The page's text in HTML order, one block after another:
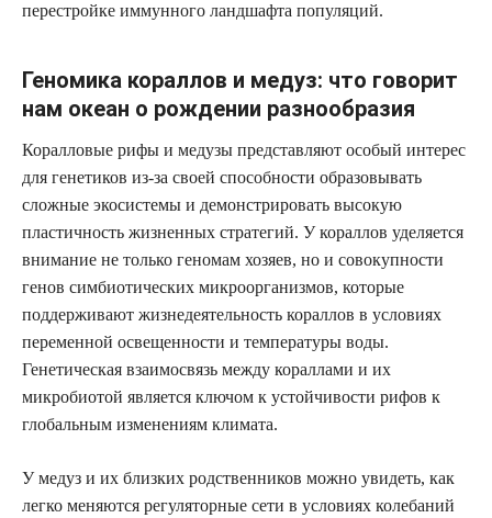
перестройке иммунного ландшафта популяций.
Геномика кораллов и медуз: что говорит
нам океан о рождении разнообразия
Коралловые рифы и медузы представляют особый интерес
для генетиков из-за своей способности образовывать
сложные экосистемы и демонстрировать высокую
пластичность жизненных стратегий. У кораллов уделяется
внимание не только геномам хозяев, но и совокупности
генов симбиотических микроорганизмов, которые
поддерживают жизнедеятельность кораллов в условиях
переменной освещенности и температуры воды.
Генетическая взаимосвязь между кораллами и их
микробиотой является ключом к устойчивости рифов к
глобальным изменениям климата.
У медуз и их близких родственников можно увидеть, как
легко меняются регуляторные сети в условиях колебаний